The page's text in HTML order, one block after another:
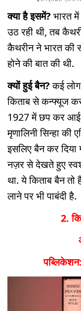
क्या है इसमें? भारत
उठ रही थी, तब
कैथरीन ने भारत
होने की बात की थी.
क्यों हुई बैन?कई लोग
किताब से कन्फ्यूज
1927 में छप कर आई
मृणालिनी सिन्हा
इसलिए बैन कर दिया
नज़र से देखते हुए
था. ये किताब बैन तो
लाने पर भी पाबंदी है.
2.